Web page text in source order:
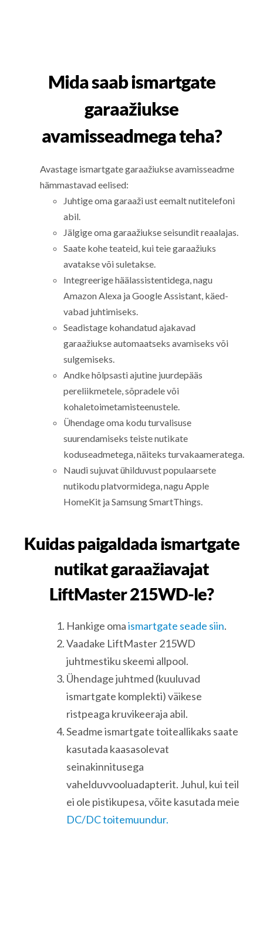
Mida saab ismartgate
garaažiukse
avamisseadmega teha?
Avastage ismartgate garaažiukse avamisseadme
hämmastavad eelised:
Juhtige oma garaaži ust eemalt nutitelefoni
abil.
Jälgige oma garaažiukse seisundit reaalajas.
Saate kohe teateid, kui teie garaažiuks
avatakse või suletakse.
Integreerige häälassistentidega, nagu
Amazon Alexa ja Google Assistant, käed-
vabad juhtimiseks.
Seadistage kohandatud ajakavad
garaažiukse automaatseks avamiseks või
sulgemiseks.
Andke hõlpsasti ajutine juurdepääs
pereliikmetele, sõpradele või
kohaletoimetamisteenustele.
Ühendage oma kodu turvalisuse
suurendamiseks teiste nutikate
koduseadmetega, näiteks turvakaameratega.
Naudi sujuvat ühilduvust populaarsete
nutikodu platvormidega, nagu Apple
HomeKit ja Samsung SmartThings.
Kuidas paigaldada ismartgate
nutikat garaažiavajat
LiftMaster 215WD-le?
Hankige omaismartgate seade siin.
Vaadake LiftMaster 215WD
juhtmestiku skeemi allpool.
Ühendage juhtmed (kuuluvad
ismartgate komplekti) väikese
ristpeaga kruvikeeraja abil.
Seadme ismartgate toiteallikaks saate
kasutada kaasasolevat
seinakinnitusega
vahelduvvooluadapterit. Juhul, kui teil
ei ole pistikupesa, võite kasutada meie
DC/DC toitemuundur.